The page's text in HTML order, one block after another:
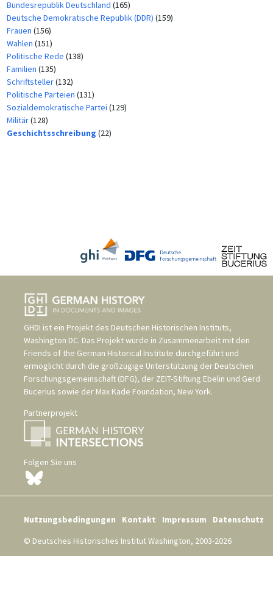
Bundesrepublik Deutschland (165)
Deutsche Demokratische Republik (DDR) (159)
Frauen (156)
Wahlen (151)
Politische Rede (138)
Familien (135)
Schriftsteller(132)
Politische Parteien (131)
Sozialdemokratische Partei (129)
Militär(128)
Geschichtsschreibung (22)
GHDI ist ein Projekt des Deutschen Historischen Instituts,
Washington DC. Das Projekt wurde in Zusammenarbeit mit den
Friends of the German Historical Institute durchgeführt und
ermöglicht durch die großzügige Unterstützung der Deutschen
Forschungsgemeinschaft (DFG), der ZEIT-Stiftung Ebelin und Gerd
Bucerius sowie der Max Kade Foundation, New York.
Partnerprojekt
Folgen Sie uns
Nutzungsbedingungen Kontakt Impressum
Datenschutz
© Deutsches Historisches Institut Washington, 2003-2026